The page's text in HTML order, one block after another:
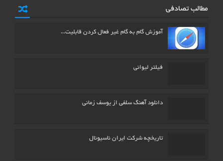
مطالب تصادفی
آموزش گام به گام غیر فعال کردن قابلیت…
فیلتر لیوانی
دانلود آهنگ سلفی از یوسف زمانی
تاریخچه شرکت ایران ناسیونال